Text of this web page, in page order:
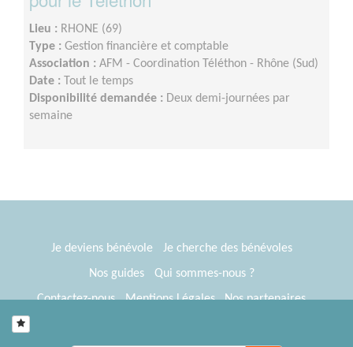
Lieu : RHONE (69)
Type : Gestion financière et comptable
Association : AFM - Coordination Téléthon - Rhône (Sud)
Date :
Tout le temps
Disponibilité demandée : Deux demi-journées par
semaine
Je deviens bénévole
Je cherche des bénévoles
Nos guides
Qui sommes-nous ?
Contactez-nous
Mentions Légales
Nos partenaires